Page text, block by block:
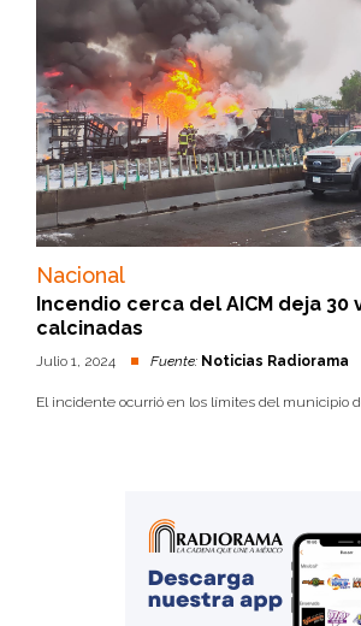
Nacional
Incendio cerca del AICM deja 30
calcinadas
Julio 1, 2024 Fuente: Noticias Radiorama
El incidente ocurrió en los límites del municipio